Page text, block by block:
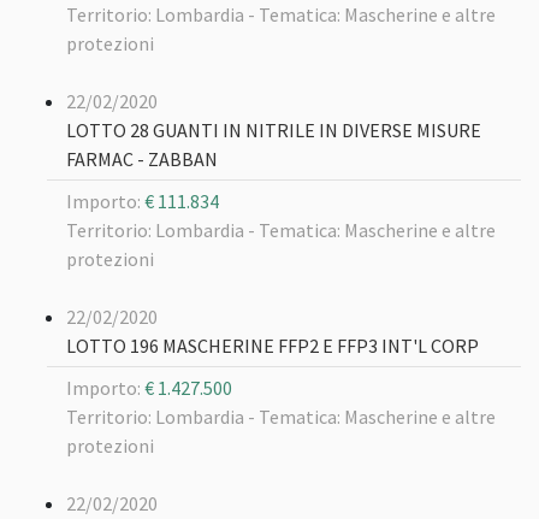
Territorio: Lombardia - Tematica: Mascherine e altre
protezioni
22/02/2020
LOTTO 28 GUANTI IN NITRILE IN DIVERSE MISURE
FARMAC - ZABBAN
Importo: € 111.834
Territorio: Lombardia - Tematica: Mascherine e altre
protezioni
22/02/2020
LOTTO 196 MASCHERINE FFP2 E FFP3 INT'L CORP
Importo: € 1.427.500
Territorio: Lombardia - Tematica: Mascherine e altre
protezioni
22/02/2020